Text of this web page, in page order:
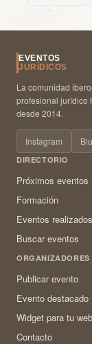
EVENTOS
JURÍDICOS
La comunidad
profesional jurídico
desde 2014.
Instagram
DIRECTORIO
Próximos eventos
Formación
Eventos realizados
Buscar eventos
ORGANIZADORES
Publicar evento
Evento destacado
Widget para tu web
Contacto